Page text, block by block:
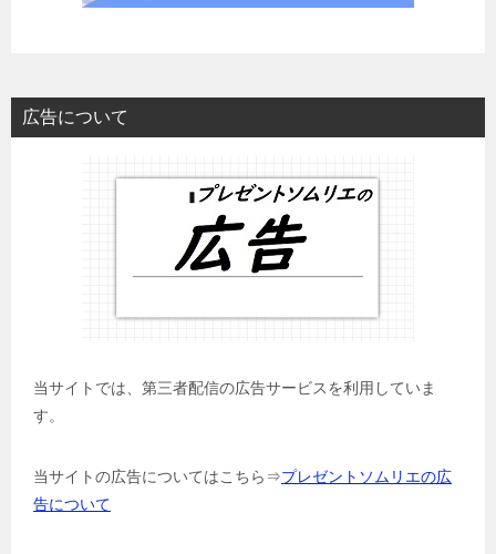
広告について
当サイトでは、第三者配信の広告サービスを利用していま
す。
当サイトの広告についてはこちら⇒プレゼントソムリエの広
告について